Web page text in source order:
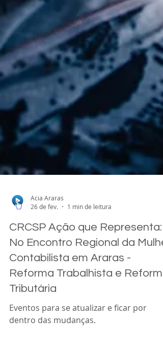
Acia Araras
1 min de leitura
CRCSP Ação que Representa:
No Encontro Regional da
Contabilista em Araras -
Tributária